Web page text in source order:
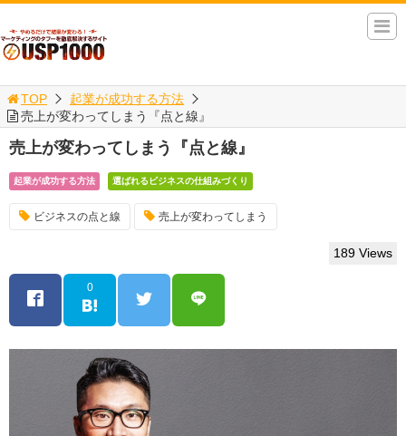
TOP
起業が成功する方法
売上が変わってしまう『点と線』
売上が変わってしまう『点と線』
起業が成功する方法 選ばれるビジネスの仕組みづくり
ビジネスの点と線 売上が変わってしまう
189 Views
0